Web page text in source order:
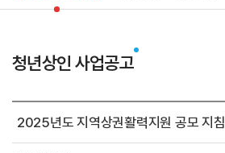
청년상인 사업공고
2025년도 지역상권활력지원 공모 지침